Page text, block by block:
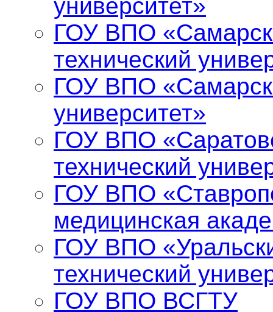
университет»
ГОУ ВПО
технический
ГОУ ВПО
университет»
ГОУ ВПО
технический
ГОУ ВПО
медицинская
ГОУ ВПО
технический
ГОУ ВПО ВСГТУ